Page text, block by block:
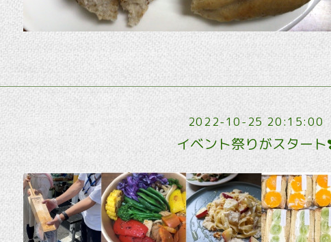
2022-10-25 20:15:00
イベント祭りがスタート